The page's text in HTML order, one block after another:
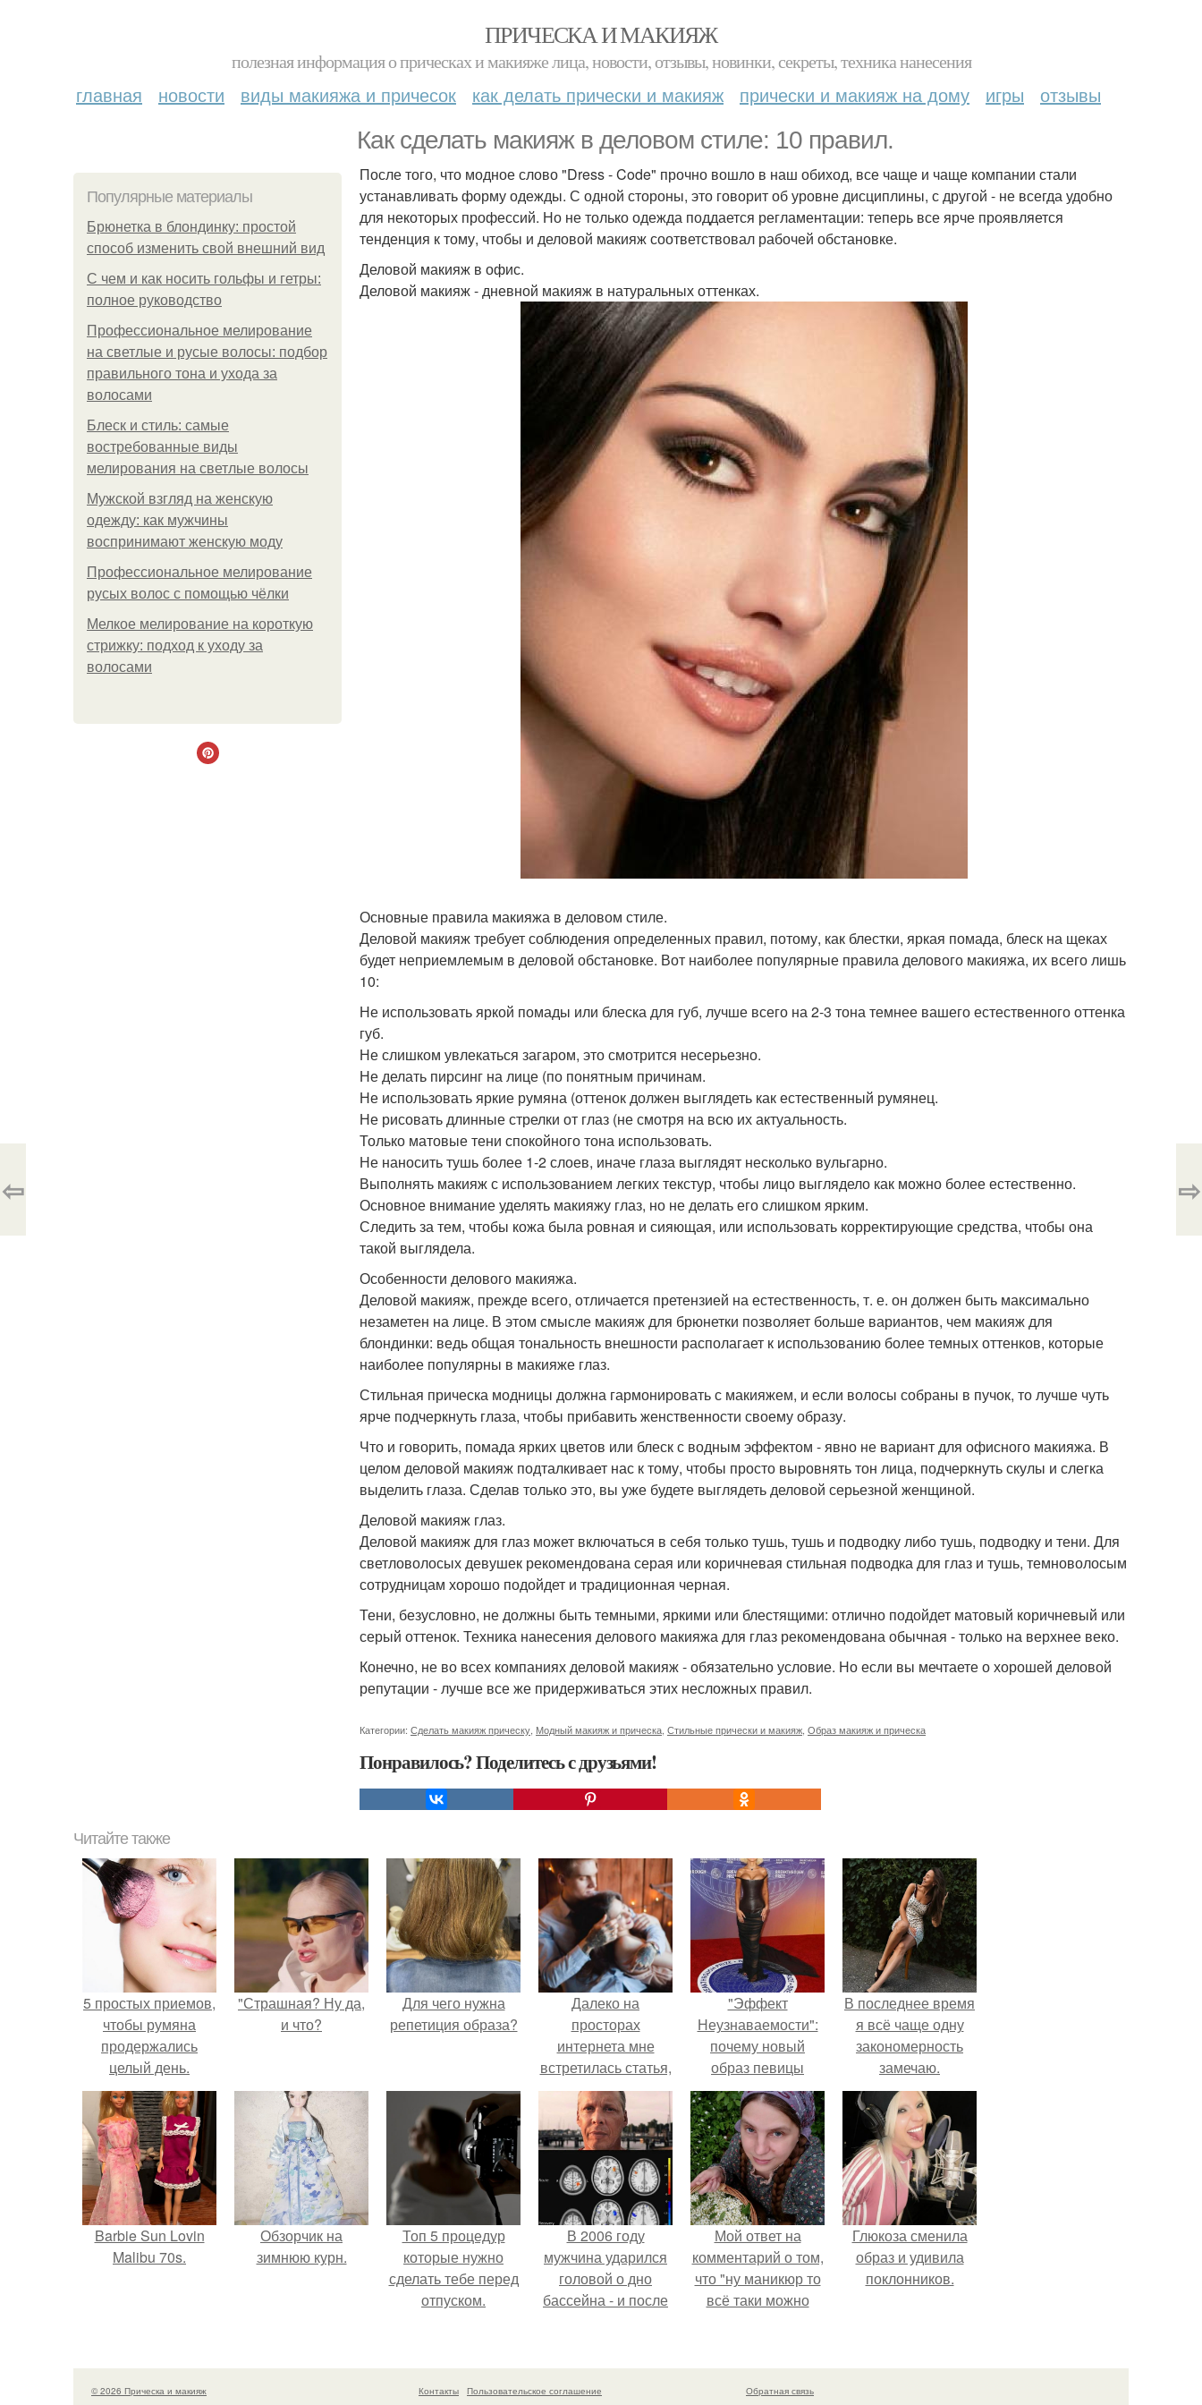
ПРИЧЕСКА И МАКИЯЖ
полезная информация о прическах и макияже лица, новости, отзывы, новинки, секреты, техника нанесения
главная новости виды макияжа и причесок как делать прически и макияж прически и макияж на дому игры отзывы
Как сделать макияж в деловом стиле: 10 правил.
Популярные материалы
Брюнетка в блондинку: простой
способ изменить свой внешний вид
С чем и как носить гольфы и гетры:
полное руководство
Профессиональное мелирование
на светлые и русые волосы: подбор
правильного тона и ухода за
волосами
Блеск и стиль: самые
востребованные виды
мелирования на светлые волосы
Мужской взгляд на женскую
одежду: как мужчины
воспринимают женскую моду
Профессиональное мелирование
русых волос с помощью чёлки
Мелкое мелирование на короткую
стрижку: подход к уходу за
волосами
После того, что модное слово "Dress - Code" прочно вошло в наш обиход, все чаще и чаще компании стали
устанавливать форму одежды. С одной стороны, это говорит об уровне дисциплины, с другой - не всегда удобно
для некоторых профессий. Но не только одежда поддается регламентации: теперь все ярче проявляется
тенденция к тому, чтобы и деловой макияж соответствовал рабочей обстановке.
Деловой макияж в офис.
Деловой макияж - дневной макияж в натуральных оттенках.
Основные правила макияжа в деловом стиле.
Деловой макияж требует соблюдения определенных правил, потому, как блестки, яркая помада, блеск на щеках
будет неприемлемым в деловой обстановке. Вот наиболее популярные правила делового макияжа, их всего лишь
10:
Не использовать яркой помады или блеска для губ, лучше всего на 2-3 тона темнее вашего естественного оттенка
губ.
Не слишком увлекаться загаром, это смотрится несерьезно.
Не делать пирсинг на лице (по понятным причинам.
Не использовать яркие румяна (оттенок должен выглядеть как естественный румянец.
Не рисовать длинные стрелки от глаз (не смотря на всю их актуальность.
Только матовые тени спокойного тона использовать.
Не наносить тушь более 1-2 слоев, иначе глаза выглядят несколько вульгарно.
Выполнять макияж с использованием легких текстур, чтобы лицо выглядело как можно более естественно.
Основное внимание уделять макияжу глаз, но не делать его слишком ярким.
Следить за тем, чтобы кожа была ровная и сияющая, или использовать корректирующие средства, чтобы она
такой выглядела.
Особенности делового макияжа.
Деловой макияж, прежде всего, отличается претензией на естественность, т. е. он должен быть максимально
незаметен на лице. В этом смысле макияж для брюнетки позволяет больше вариантов, чем макияж для
блондинки: ведь общая тональность внешности располагает к использованию более темных оттенков, которые
наиболее популярны в макияже глаз.
Стильная прическа модницы должна гармонировать с макияжем, и если волосы собраны в пучок, то лучше чуть
ярче подчеркнуть глаза, чтобы прибавить женственности своему образу.
Что и говорить, помада ярких цветов или блеск с водным эффектом - явно не вариант для офисного макияжа. В
целом деловой макияж подталкивает нас к тому, чтобы просто выровнять тон лица, подчеркнуть скулы и слегка
выделить глаза. Сделав только это, вы уже будете выглядеть деловой серьезной женщиной.
Деловой макияж глаз.
Деловой макияж для глаз может включаться в себя только тушь, тушь и подводку либо тушь, подводку и тени. Для
светловолосых девушек рекомендована серая или коричневая стильная подводка для глаз и тушь, темноволосым
сотрудницам хорошо подойдет и традиционная черная.
Тени, безусловно, не должны быть темными, яркими или блестящими: отлично подойдет матовый коричневый или
серый оттенок. Техника нанесения делового макияжа для глаз рекомендована обычная - только на верхнее веко.
Конечно, не во всех компаниях деловой макияж - обязательно условие. Но если вы мечтаете о хорошей деловой
репутации - лучше все же придерживаться этих несложных правил.
Категории: Сделать макияж прическу Модный макияж и прическа Стильные прически и макияж Образ макияж и прическа
Понравилось? Поделитесь с друзьями!
⇦ ⇨
Читайте также
5 простых приемов,
чтобы румяна
продержались
целый день.
"Страшная? Ну да,
и что?
Для чего нужна
репетиция образа?
Далеко на
просторах
интернета мне
встретилась статья,
где рассказывалось
о том как
подготовиться к
свадьбе поэтапно.
"Эффект
Неузнаваемости":
почему новый
образ певицы
вызвал споры о
гранях
возможного?
В последнее время
я всё чаще одну
закономерность
замечаю.
Barbie Sun Lovin
Malibu 70s.
Обзорчик на
зимнюю курн.
Топ 5 процедур
которые нужно
сделать тебе перед
отпуском.
В 2006 году
мужчина ударился
головой о дно
бассейна - и после
странным образом.
Мой ответ на
комментарий о том,
что "ну маникюр то
всё таки можно
Глюкоза сменила
образ и удивила
поклонников.
© 2026 Прическа и макияж Контакты Пользовательское соглашение Обратная связь